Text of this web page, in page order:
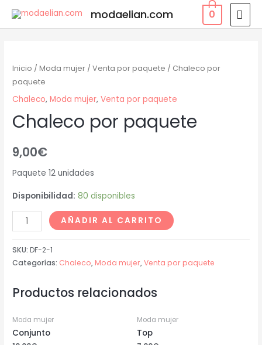
modaelian.com 0
Inicio /Moda mujer /Venta por paquete / Chaleco por
paquete
Chaleco,Moda mujer,Venta por paquete
Chaleco por paquete
9,00€
Paquete 12 unidades
Disponibilidad: 80 disponibles
AÑADIR AL CARRITO
SKU:DF-2-1
Categorías: Chaleco, Moda mujer,Venta por paquete
Productos relacionados
Moda mujer
Conjunto
Moda mujer
Top